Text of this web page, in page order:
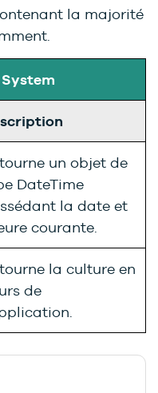
la majorité
un objet de
DateTime
la date et
courante.
la culture en
de